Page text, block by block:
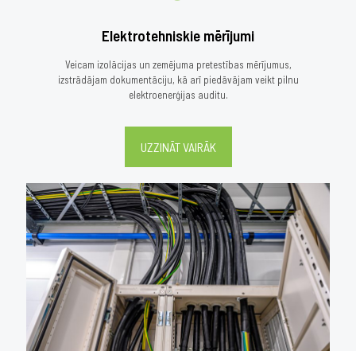
Elektrotehniskie mērījumi
Veicam izolācijas un zemējuma pretestības mērījumus,
izstrādājam dokumentāciju, kā arī piedāvājam veikt pilnu
elektroenerģijas auditu.
UZZINĀT VAIRĀK